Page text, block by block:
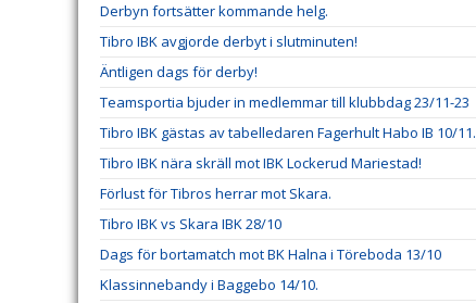
Derbyn fortsätter kommande helg.
Tibro IBK avgjorde derbyt i slutminuten!
Äntligen dags för derby!
Teamsportia bjuder in medlemmar till klubbdag 23/11-23
Tibro IBK gästas av tabelledaren Fagerhult Habo IB 10/11.
Tibro IBK nära skräll mot IBK Lockerud Mariestad!
Förlust för Tibros herrar mot Skara.
Tibro IBK vs Skara IBK 28/10
Dags för bortamatch mot BK Halna i Töreboda 13/10
Klassinnebandy i Baggebo 14/10.